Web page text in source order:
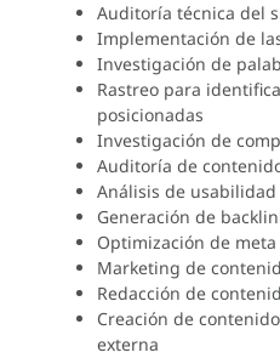
Auditoría técnica del
Implementación de
Investigación de
Rastreo para
posicionadas
Investigación de
Auditoría de
Análisis de usabilidad
Generación de
Optimización de
Marketing de
Redacción de
Creación de
externa